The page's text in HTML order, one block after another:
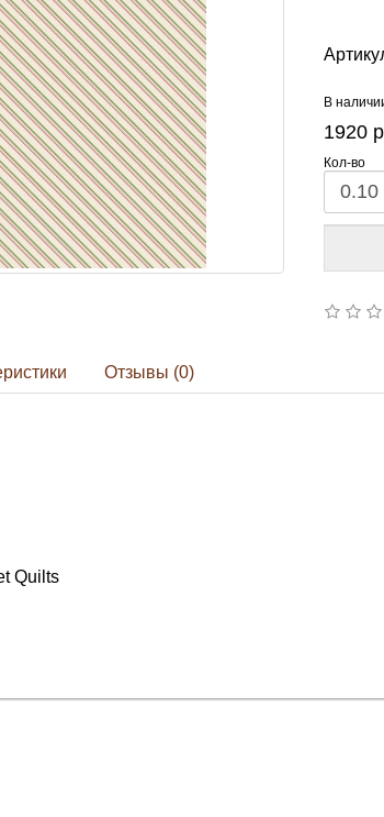
В
1920
Кол-во
Отзывы (0)
Quilts